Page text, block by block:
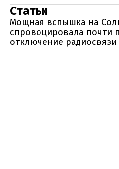
Статьи
Мощная вспышка на
спровоцировала почти
отключение радиосвязи